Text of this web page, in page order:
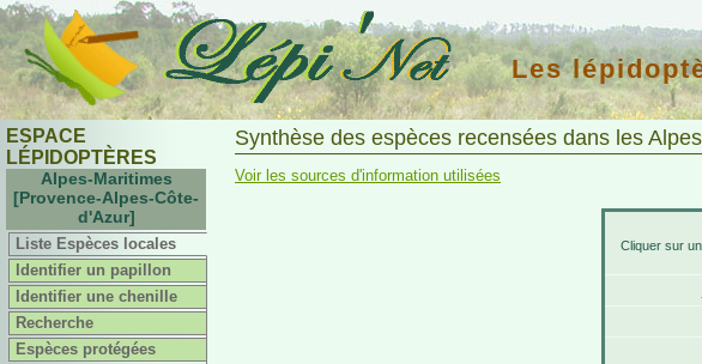
ESPACE
LÉPIDOPTÈRES
Alpes-Maritimes
[Provence-Alpes-Côte-
d'Azur]
Liste Espèces locales
Identifier un papillon
Identifier une chenille
Recherche
Espèces protégées
Les
Synthèse des espèces recensées dans les
Voir les sources d'information utilisées
Cliquer sur